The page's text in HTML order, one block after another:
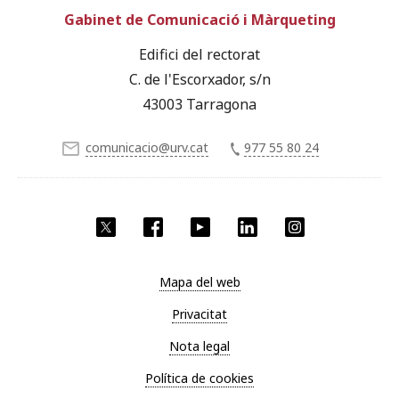
Facebook YouTube LinkedIn
Gabinet de Comunicació i Màrqueting
Edifici del rectorat
C. de l'Escorxador, s/n
43003 Tarragona
comunicacio@urv.cat 977 55 80 24
Mapa del web
Privacitat
Nota legal
Política de cookies